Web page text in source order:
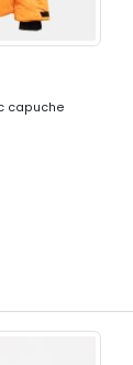
capuche